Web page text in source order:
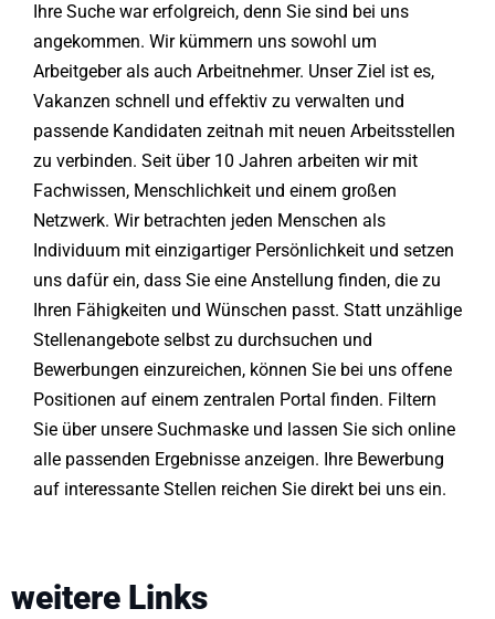
Ihre Suche war erfolgreich, denn Sie sind bei uns
angekommen. Wir kümmern uns sowohl um
Arbeitgeber als auch Arbeitnehmer. Unser Ziel ist es,
Vakanzen schnell und effektiv zu verwalten und
passende Kandidaten zeitnah mit neuen Arbeitsstellen
zu verbinden. Seit über 10 Jahren arbeiten wir mit
Fachwissen, Menschlichkeit und einem großen
Netzwerk. Wir betrachten jeden Menschen als
Individuum mit einzigartiger Persönlichkeit und setzen
uns dafür ein, dass Sie eine Anstellung finden, die zu
Ihren Fähigkeiten und Wünschen passt. Statt unzählige
Stellenangebote selbst zu durchsuchen und
Bewerbungen einzureichen, können Sie bei uns offene
Positionen auf einem zentralen Portal finden. Filtern
Sie über unsere Suchmaske und lassen Sie sich online
alle passenden Ergebnisse anzeigen. Ihre Bewerbung
auf interessante Stellen reichen Sie direkt bei uns ein.
weitere Links